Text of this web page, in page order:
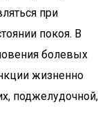
при
покоя. В
болевых
жизненно
поджелудочной,